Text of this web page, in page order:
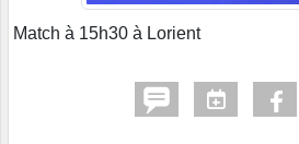
Match à 15h30 à Lorient